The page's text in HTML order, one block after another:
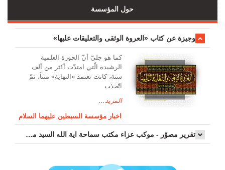
حول المؤسسة
وجیزة عن کتاب «العروة الوثقی والتعلیقات علیها»
کما هو جليّ أنّ الحوزة العلمیة
الرشیدة الّتي امتدّت أكثر من ألف
سنة، كانت تعتمد «النهاية» متناً، ثمّ
اتّخذت
المزيد...
اخبار مؤسسة السبطين عليهما السلام
تقرير مصوّر - موكب عزاء مکتب سماحة اية الله السيد مرتضى الموسوي الاصفهاني في يوم إستشهاد السيدة فاطم...